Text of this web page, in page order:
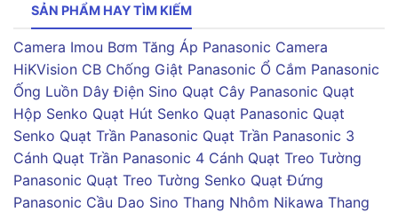
SẢN PHẨM HAY TÌM KIẾM
Camera Imou Bơm Tăng Áp Panasonic Camera
HiKVision CB Chống Giật Panasonic Ổ Cắm Panasonic
Ống Luồn Dây Điện Sino Quạt Cây Panasonic Quạt
Hộp Senko Quạt Hút Senko Quạt Panasonic Quạt
Senko Quạt Trần Panasonic Quạt Trần Panasonic 3
Cánh Quạt Trần Panasonic 4 Cánh Quạt Treo Tường
Panasonic Quạt Treo Tường Senko Quạt Đứng
Panasonic Cầu Dao Sino Thang Nhôm Nikawa Thang